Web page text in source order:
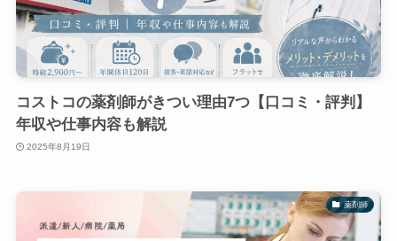
コストコの薬剤師がきつい理由7つ【口コミ・評判】
年収や仕事内容も解説
2025年8月19日
薬剤師